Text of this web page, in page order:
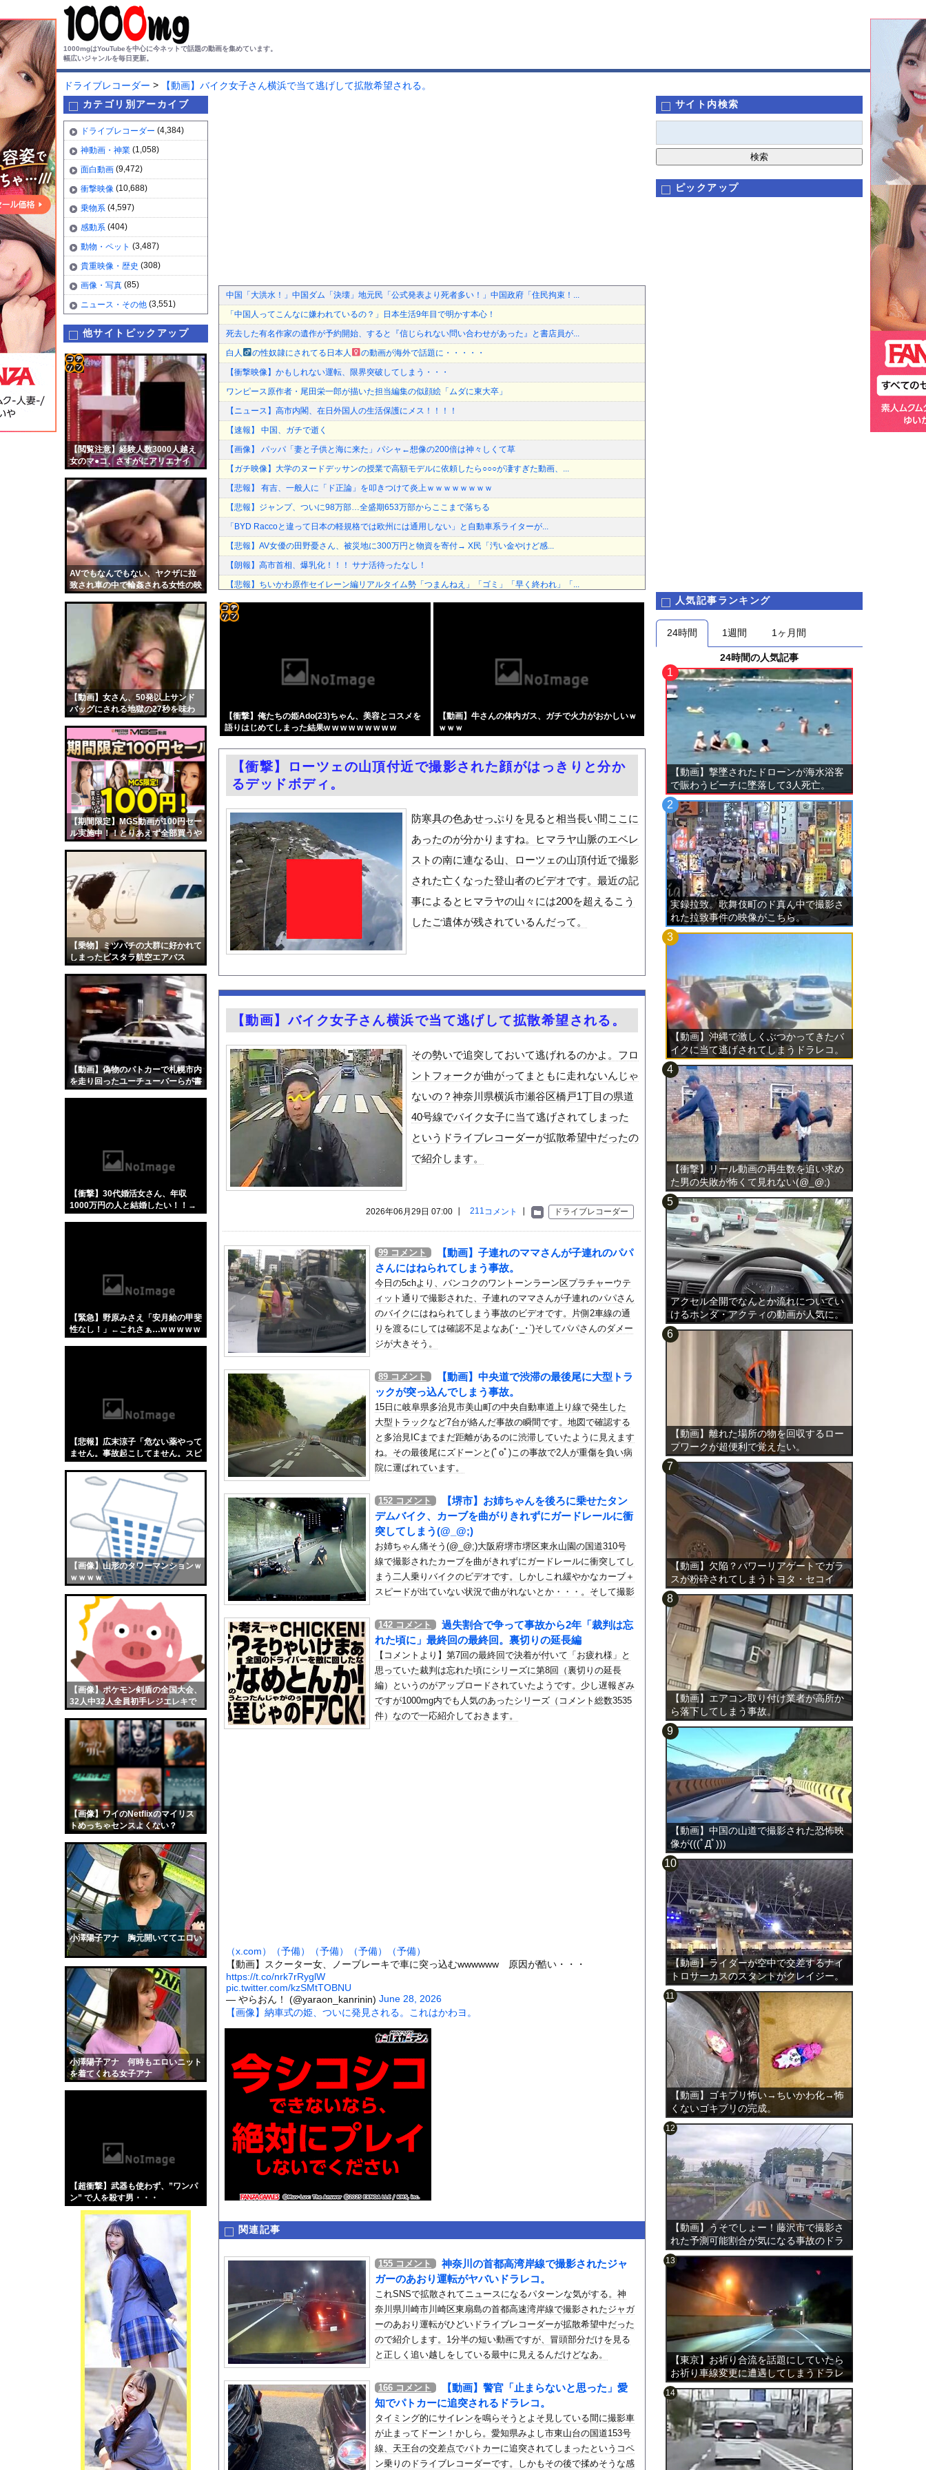
1000mgはYouTubeを中心に今ネットで話題の動画を集めています。
幅広いジャンルを毎日更新。
ドライブレコーダー >
【動画】バイク女子さん横浜で当て逃げして拡散希望される。
カテゴリ別アーカイブ
ドライブレコーダー (4,384)
神動画・神業 (1,058)
面白動画 (9,472)
衝撃映像 (10,688)
乗物系 (4,597)
感動系 (404)
動物・ペット (3,487)
貴重映像・歴史 (308)
画像・写真 (85)
ニュース・その他 (3,551)
他サイトピックアップ
【閲覧注意】経験人数3000人越え
女のマ●コ、さすがにアリエナイ
AVでもなんでもない、ヤクザに拉
致され車の中で輪姦される女性の映
【動画】女さん、50発以上サンド
バッグにされる地獄の27秒を味わ
【期間限定】MGS動画が100円セー
ル実施中！！とりあえず全部買うや
【乗物】ミツバチの大群に好かれて
しまったビスタラ航空エアバス
【動画】偽物のパトカーで札幌市内
を走り回ったユーチューバーらが書
【衝撃】30代婚活女さん、年収
1000万円の人と結婚したい！！→
【緊急】野原みさえ「安月給の甲斐
性なし！」←これさぁ…w w w w w
【悲報】広末涼子「危ない薬やって
ません。事故起こしてません。スピ
←これw w w w w w
【画像】山形のタワーマンションｗ
ｗｗｗｗ
【画像】ポケモン剣盾の全国大会、
32人中32人全員初手レジエレキで
【画像】ワイのNetflixのマイリス
トめっちゃセンスよくない？
小澤陽子アナ 胸元開いててエロい
小澤陽子アナ 何時もエロいニット
を着てくれる女子アナ
【超衝撃】武器も使わず、”ワンパ
ン” で人を殺す男・・・
コテ
リン
- 固
定リ
ンク
自動
更新
ツー
ル
中国「大洪水！」中国ダム「決壊」地元民「公式発表より死者多い！」中国政府「住民拘束！...
「中国人ってこんなに嫌われているの？」日本生活9年目で明かす本心！
死去した有名作家の遺作が予約開始、すると『信じられない問い合わせがあった』と書店員が...
白人
の性奴隷にされてる日本人
の動画が海外で話題に・・・・・
【衝撃映像】かもしれない運転、限界突破してしまう・・・
ワンピース原作者・尾田栄一郎が描いた担当編集の似顔絵「ムダに東大卒」
【ニュース】高市内閣、在日外国人の生活保護にメス！！！！
【速報】 中国、ガチで逝く
【画像】 パッパ「妻と子供と海に来た」パシャ←想像の200倍は神々しくて草
【ガチ映像】大学のヌードデッサンの授業で高額モデルに依頼したら○○○が凄すぎた動画、...
【悲報】 有吉、一般人に「ド正論」を叩きつけて炎上ｗｗｗｗｗｗｗｗ
【悲報】ジャンプ、ついに98万部…全盛期653万部からここまで落ちる
「BYD Raccoと違って日本の軽規格では欧州には通用しない」と自動車系ライターが...
【悲報】AV女優の田野憂さん、被災地に300万円と物資を寄付→ X民「汚い金やけど感...
【朗報】高市首相、爆乳化！！！ サナ活待ったなし！
【悲報】ちいかわ原作セイレーン編リアルタイム勢「つまんねえ」「ゴミ」「早く終われ」「...
客が使ったビールジョッキを水だけですすいで再提供した日本の飲食店…韓国のネットで物議
まだ墓石があるだけマシと見るべきか。今はもう合葬墓ばかり
レクサスの軽トラとかどうよ
米軍、長射程精密ミサイルほぼ使い切る…「危険な水準まで減少」と軍高官が警告！
【悲報】NHK番組に出演した性加害者「酒飲んでて覚えてない」
連れて行かれた
ジャンポケ斉藤さん、求刑7年・・・
【悲報】最強ヒロイン・瀬戸環奈、この作品だけずっと１５０円で売られつづける…
【画像】最新ファイヤーエンブレム、主人公の性別が「Type-A」と「Type-B」に...
スカートの中が凄いことになってるフリーグラドルTsumu
エロ漫画『りんこと叔父さんの初めての夏休み』をrawやhitomiを使わずに無料で読...
中国「大洪水！」中国ダム「決壊」地元民「公式発表より死者多い！」中国政府「住民拘束！...
韓国国会、サッカー前代表監督を追及「なぜ負けたのか」
日本旅行キャンセルすべきか…1万年ぶり史上最大級の火山の兆し＝韓国の反応
うちのネコが目の前にいた。私が上に物を投げるフリをする → 猫はこうなります…
【緊急】爆美女「すみません。砲弾3つ持ってきました」警察「！？」自衛隊「！？」→結果...
【悲報】女さん、事故（全治4ヶ月半・車は廃車）でぶつけられた相手と付き合ってしまうｗ...
グラドル小森香乃の18歳になりたてピチピチ可愛すぎボディがたまらんち
【北海道】『クマスプレーを誤って噴射してしまい浴びてしまった』トムラウシ山で登山中の...
フジテレビさん 石破茂の生まれ変わりのような大学生を見つけてきて消費税減税反対報道を...
竹﨑由佳アナ ピタパンのお尻！！
誰も言わないけど冷やし中華って言うほどうまくないよね
【画像】日本さん、避難所が各国と比べて優秀過ぎると話題に
K-POPアイドルの約半数が3年後には姿を消す…。損益分岐点突破は4％未満・・・
『君のことが大大大大大好きな100人の彼女』17話感想 須藤育登場！ストイックな野球...
海釣りって何が楽しいの？
【ポロリ悲話】ネットで拡散してるおっぱいポロリ動画、何故か叩かれる・・・
【衝撃】「かわいい虫」ランキング、ついに発表される
【4/4】嫁が浮気をしている。私の知らないスマホで連絡を取り合い、日中会ったりしてい...
（ ´_ゝ`）中道幹事長、食料品消費税2年間1%の閣議決定を批判 → 記者「中道改革...
園ママ「レシピ教えて！」私「いいですよ」→自家製スポーツドリンクの作り方を教えた結果...
野球漫画、世間にインパクトを与えるような作品がない
【悲報】美容師に趣味を聞かれて「パチンコ」と答えた結果ｗｗｗｗｗｗ
フェルスタッペンとレッドブルの新契約交渉報道について父親ヨスが否定他
【悲報】高市総理、避難所の挨拶に10秒もいなかったと被災者から暴露されるｗｗｗｗｗ
海外「世界で日本を死守するぞ！」 日本の消防署を訪れたちびっ子集団が世界をメロメロに
おじさんファッション論争→次のターゲットはボディバッグ?パーカーもダメハーフパンツも...
【朗報】伊藤百花のライバルになりそうな大物？がAKB48 22期生に加入する模様？【...
海外「日本がキラキラして見える…」 日本の街頭インタビューに登場した女子高生4人組が...
【遊戯王情報】「ライディング・デュエル！アクセラレーション！」のショート動画を公開！
【にじさんじ】 五木、すべてをメモ帳で管理する長尾に表計算ソフトを布教へ『企画趣旨で...
【ホロライブ】 これはこれでちょっと裏来いよに見える
突進してきた牛を跳び越えたら、牛が固まって動かなくなった闘牛場の映像【海外の反応】
【悲報】ジ・Oが急に動かなくなった
【画像】おまえらくんの机がこの女の子の椅子にされてたらｗｗｗ
【画像】この女優さん、可愛すぎる
【朗報】齋藤飛鳥、前屈みで完全に見えてる動画が拡散されてしまう…
【画像】おまえらこういう地雷系の女子高生って好きじゃないの？
海外「日本よ、お前がナンバーワンだ」 熊本地震直後の日本の対応のスピードに世界が衝撃
勇気を出して白人美女にチン凸したアジア人短小男
、爆笑されてしまうｗｗｗ
10年もの間浮気してた嫁。まさかと思い長男のDNA鑑定をするがいいな？と問うと、元嫁...
ウクライナ侵攻以降、ロシア軍兵士のHIV感染が2000％急増…ウクライナメディア！
【配信者】「金バエ」のSNS更新が1週間途絶え、様々な憶測が飛び交う。1週間ぶりの投...
【衝撃】謎の日本人女性、なぜか海外で大バズりしてしまうwww
サッカーの選手に落雷、帰らぬ人となる
【画像】176cm 股下90cmの美女、初水着グラビアデビューwwwwww緑川希星、...
【GIF動画】宮城の可愛すぎるチアさん、甲子園で発見される
【動画】看護師の男性に男が殴りかかるが…看護師が柔術使いだった
【黒歴史】こういう昔の大学ヤリサーの流出エロ動画（顔出し）が一番抜ける
韓国人「安貞桓が韓国代表に激怒！『惨憺たる結果、徹底的な刷新が必要だ』と監督や協会を...
ケンタッキーとか言う唐揚げ屋ｗｗｗｗｗ
【画像】このAVが性癖ブッ刺さりで精子ドクドク作られるわｗｗｗｗ
【悲報】味噌ラーメンで行列、出来ない
【中国】男の子が爆竹に点火 マンホールが爆発しふた吹き飛ぶ
【画像】伊藤舞雪とかいうＡＶ女優ｗｗｗｗｗｗｗｗｗｗw
【動画】名古屋栄で不良外人が警察官を突き飛ばす。逮捕しろやｗｗｗ
Powered by livedoor 相互RSS
このページは1000mgが管理しています。 RSS設定 更新順130件まで。それ以降の古いものは表
示されません。
【衝撃】俺たちの姫Ado(23)ちゃん、美容とコスメを
語りはじめてしまった結果w w w w w w w w w
【動画】牛さんの体内ガス、ガチで火力がおかしいｗ
ｗｗｗ
自動
更新
【衝撃】ローツェの山頂付近で撮影された顔がはっきりと分か
るデッドボディ。
防寒具の色あせっぷりを見ると相当長い間ここに
あったのが分かりますね。ヒマラヤ山脈のエベレ
ストの南に連なる山、ローツェの山頂付近で撮影
された亡くなった登山者のビデオです。最近の記
事によるとヒマラヤの山々には200を超えるこう
したご遺体が残されているんだって。
【動画】バイク女子さん横浜で当て逃げして拡散希望される。
その勢いで追突しておいて逃げれるのかよ。フロ
ントフォークが曲がってまともに走れないんじゃ
ないの？神奈川県横浜市瀬谷区橋戸1丁目の県道
40号線でバイク女子に当て逃げされてしまった
というドライブレコーダーが拡散希望中だったの
で紹介します。
ドライブレコーダー
211コメント
2026年06月29日 07:00 ┃
99 コメント
【動画】子連れのママさんが子連れのパパ
さんにはねられてしまう事故。
今日の5chより、バンコクのワントーンラーン区プラチャーウテ
ィット通りで撮影された、子連れのママさんが子連れのパパさん
のバイクにはねられてしまう事故のビデオです。片側2車線の通
りを渡るにしては確認不足よなあ(´･_･`)そしてパパさんのダメー
ジが大きそう。
89 コメント
【動画】中央道で渋滞の最後尾に大型トラ
ックが突っ込んでしまう事故。
15日に岐阜県多治見市美山町の中央自動車道上り線で発生した
大型トラックなど7台が絡んだ事故の瞬間です。地図で確認する
と多治見ICまでまだ距離があるのに渋滞していたように見えます
ね。その最後尾にズドーンと(ﾟoﾟ)この事故で2人が重傷を負い病
院に運ばれています。
152 コメント
【堺市】お姉ちゃんを後ろに乗せたタン
デムバイク、カーブを曲がりきれずにガードレールに衝
突してしまう(@_@;)
お姉ちゃん痛そう(@_@;)大阪府堺市堺区東永山園の国道310号
線で撮影されたカーブを曲がきれずにガードレールに衝突してし
まう二人乗りバイクのビデオです。しかしこれ緩やかなカーブ＋
スピードが出ていない状況で曲がれないとか・・・。そして撮影
142 コメント
過失割合で争って事故から2年「裁判は忘
れた頃に」最終回の最終回。裏切りの延長編
【コメントより】第7回の最終回で決着が付いて「お疲れ様」と
思っていた裁判は忘れた頃にシリーズに第8回（裏切りの延長
編）というのがアップロードされていたようです。少し遅報ぎみ
ですが1000mg内でも人気のあったシリーズ（コメント総数3535
件）なので一応紹介しておきます。
（x.com） （予備） （予備） （予備）
（予備）
【動画】スクーター女、ノーブレーキで車に突っ込むwwwwww 原因が酷い・・・
https://t.co/nrk7rRyglW
pic.twitter.com/kzSMtTOBNU
— やらおん！ (@yaraon_kanrinin) June 28, 2026
【画像】納車式の姫、ついに発見される。これはかわヨ。
関連記事
155 コメント
神奈川の首都高湾岸線で撮影されたジャ
ガーのあおり運転がヤバいドラレコ。
これSNSで拡散されてニュースになるパターンな気がする。神
奈川県川崎市川崎区東扇島の首都高速湾岸線で撮影されたジャガ
ーのあおり運転がひどいドライブレコーダーが拡散希望中だった
ので紹介します。1分半の短い動画ですが、冒頭部分だけを見る
と正しく追い越しをしている最中に見えるんだけどなあ。
166 コメント
【動画】警官「止まらないと思った」愛
知でパトカーに追突されるドラレコ。
タイミング的にサイレンを鳴らそうとよそ見している間に撮影車
が止まってドーン！かしら。愛知県みよし市東山台の国道153号
線、天王台の交差点でパトカーに追突されてしまったというコペ
ン乗りのドライブレコーダーです。しかもその後で揉めそうな感
サイト内検索
ピックアップ
人気記事ランキング
24時間 1週間 1ヶ月間
24時間の人気記事
【動画】撃墜されたドローンが海水浴客
で賑わうビーチに墜落して3人死亡。
実録拉致。歌舞伎町のド真ん中で撮影さ
れた拉致事件の映像がこちら。
【動画】沖縄で激しくぶつかってきたバ
イクに当て逃げされてしまうドラレコ。
【衝撃】リール動画の再生数を追い求め
た男の失敗が怖くて見れない(@_@;)
アクセル全開でなんとか流れについてい
けるホンダ・アクティの動画が人気に。
【動画】離れた場所の物を回収するロー
プワークが超便利で覚えたい。
【動画】欠陥？パワーリアゲートでガラ
スが粉砕されてしまうトヨタ・セコイ
ア。
【動画】エアコン取り付け業者が高所か
ら落下してしまう事故。
【動画】中国の山道で撮影された恐怖映
像が(((ﾟДﾟ)))
【動画】ライダーが空中で交差するナイ
トロサーカスのスタントがクレイジー。
【動画】ゴキブリ怖い→ちいかわ化→怖
くないゴキブリの完成。
【動画】うそでしょー！藤沢市で撮影さ
れた予測可能割合が気になる事故のドラ
レコ。
【東京】お祈り合流を話題にしていたら
お祈り車線変更に遭遇してしまうドラレ
コ。